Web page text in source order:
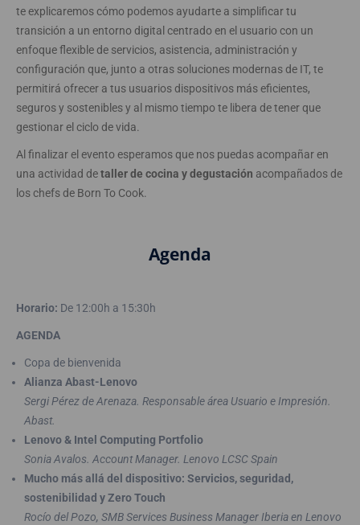
te explicaremos cómo podemos ayudarte a simplificar tu
transición a un entorno digital centrado en el usuario con un
enfoque flexible de servicios, asistencia, administración y
configuración que, junto a otras soluciones modernas de IT, te
permitirá ofrecer a tus usuarios dispositivos más eficientes,
seguros y sostenibles y al mismo tiempo te libera de tener que
gestionar el ciclo de vida.
Al finalizar el evento esperamos que nos puedas acompañar en
una actividad detaller de cocina y degustación acompañados de
los chefs de Born To Cook.
Agenda
Horario: De 12:00h a 15:30h
AGENDA
Copa de bienvenida
Alianza Abast-Lenovo
Sergi Pérez de Arenaza. Responsable área Usuario e Impresión.
Abast.
Lenovo & Intel Computing Portfolio
Sonia Avalos. Account Manager. Lenovo LCSC Spain
Mucho más allá del dispositivo: Servicios, seguridad,
sostenibilidad y Zero Touch
Rocío del Pozo, SMB Services Business Manager Iberia en Lenovo